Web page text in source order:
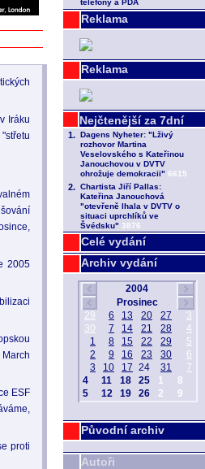
telefony a PDA
Reklama
Reklama
Celé vydání
Archiv vydání
Původní archiv
Autoři
Iráku
2005
ESF
proti